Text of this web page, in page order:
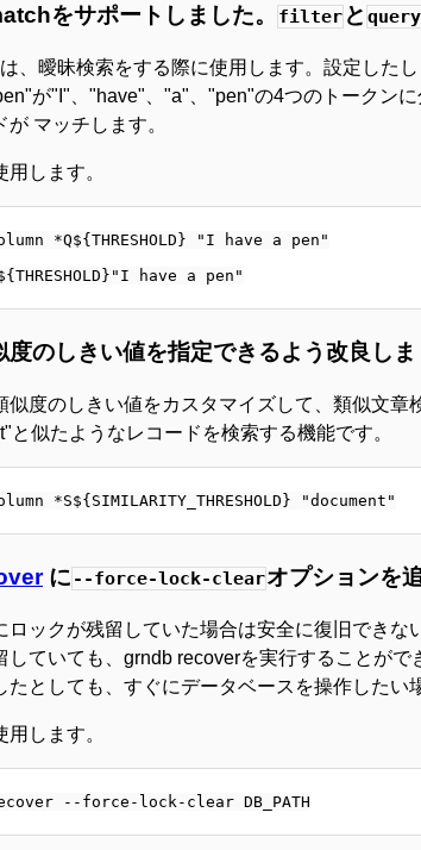
をサポートしました。 filter と query
、曖昧検索をする際に使用します。設定した
が"I"、"have"、"a"、"pen"の4つのトークン
マッチします。
用します。
*Q${THRESHOLD} "I have a pen"
のしきい値を指定できるよう改良しま
似度のしきい値をカスタマイズして、類似文
と似たようなレコードを検索する機能です。
に --force-lock-clearオプションを
ロックが残留していた場合は安全に復旧でき
していても、grndb recoverを実行することが
たとしても、すぐにデータベースを操作したい
用します。